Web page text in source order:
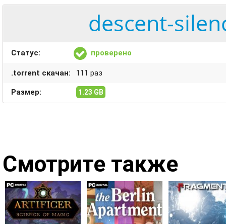
descent-
Статус: проверено
.torrent скачан: 111 раз
Размер: 1.23 GB
Смотрите также